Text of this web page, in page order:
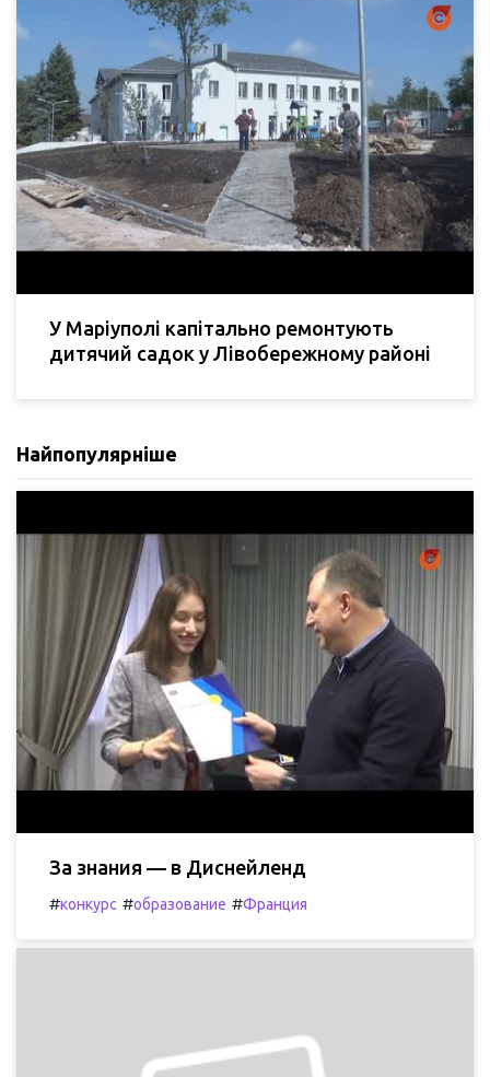
У Маріуполі капітально ремонтують
дитячий садок у Лівобережному районі
Найпопулярніше
За знания — в Диснейленд
#конкурс #образование #Франция